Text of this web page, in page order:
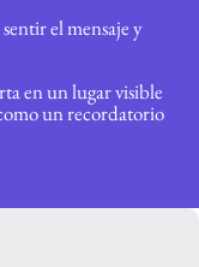
el mensaje y
en un lugar visible
un recordatorio